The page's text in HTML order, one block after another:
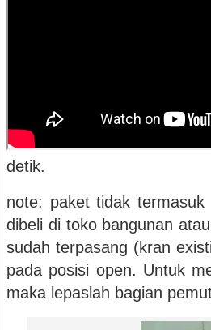
detik.
note: paket tidak
dibeli di toko bangunan
sudah terpasang (kran
pada posisi open. Untuk
maka lepaslah bagian